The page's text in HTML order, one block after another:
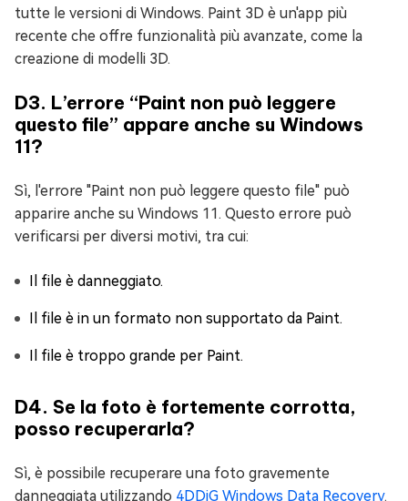
tutte le versioni di Windows. Paint 3D è un'app più
recente che offre funzionalità più avanzate, come la
creazione di modelli 3D.
D3. L’errore “Paint non può leggere
questo file” appare anche su Windows
11?
Sì, l'errore "Paint non può leggere questo file" può
apparire anche su Windows 11. Questo errore può
verificarsi per diversi motivi, tra cui:
Il file è danneggiato.
Il file è in un formato non supportato da Paint.
Il file è troppo grande per Paint.
D4. Se la foto è fortemente corrotta,
posso recuperarla?
Sì, è possibile recuperare una foto gravemente
danneggiata utilizzando 4DDiG Windows Data Recovery.